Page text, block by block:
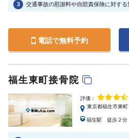
3
交通事故の慰謝料や自賠責保険に対す
電話で無料予約
福生東町接骨院
評価：
東京都福生市東
福生駅 徒歩２分